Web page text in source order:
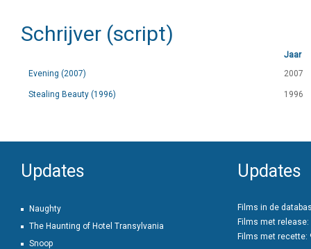
Schrijver (script)
Jaar
Evening (2007)
2007
Stealing Beauty (1996) 1996
Updates
Naughty
The Haunting of Hotel Transylvania
Snoop
Updates
Films in de
Films met release:
Films met recette: